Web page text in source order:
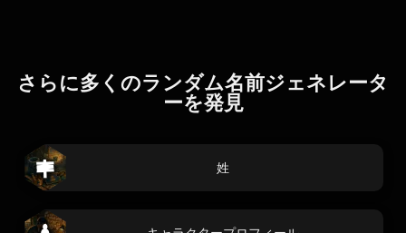
さらに多くのランダム名前ジェネレータ
ーを発見
姓